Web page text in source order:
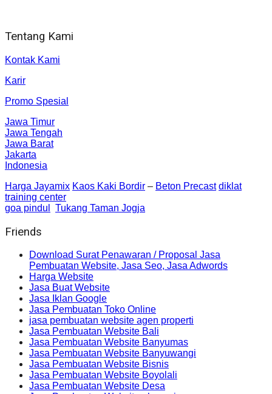
Tentang Kami
Kontak Kami
Karir
Promo Spesial
Jawa Timur
Jawa Tengah
Jawa Barat
Jakarta
Indonesia
Harga Jayamix Kaos Kaki Bordir – Beton Precast diklat
training center
goa pindul
Tukang Taman Jogja
Friends
Download Surat Penawaran / Proposal Jasa
Pembuatan Website, Jasa Seo, Jasa Adwords
Harga Website
Jasa Buat Website
Jasa Iklan Google
Jasa Pembuatan Toko Online
jasa pembuatan website agen properti
Jasa Pembuatan Website Bali
Jasa Pembuatan Website Banyumas
Jasa Pembuatan Website Banyuwangi
Jasa Pembuatan Website Bisnis
Jasa Pembuatan Website Boyolali
Jasa Pembuatan Website Desa